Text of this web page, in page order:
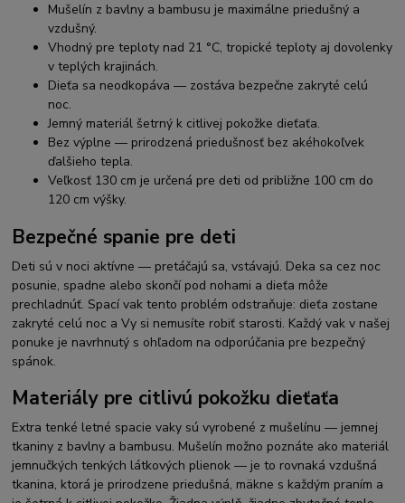
Mušelín z bavlny a bambusu je maximálne priedušný a
vzdušný.
Vhodný pre teploty nad 21 °C, tropické teploty aj dovolenky
v teplých krajinách.
Dieťa sa neodkopáva — zostáva bezpečne zakryté celú
noc.
Jemný materiál šetrný k citlivej pokožke dieťaťa.
Bez výplne — prirodzená priedušnosť bez akéhokoľvek
ďalšieho tepla.
Veľkosť 130 cm je určená pre deti od približne 100 cm do
120 cm výšky.
Bezpečné spanie pre deti
Deti sú v noci aktívne — pretáčajú sa, vstávajú. Deka sa cez noc
posunie, spadne alebo skončí pod nohami a dieťa môže
prechladnúť. Spací vak tento problém odstraňuje: dieťa zostane
zakryté celú noc a Vy si nemusíte robiť starosti. Každý vak v našej
ponuke je navrhnutý s ohľadom na odporúčania pre bezpečný
spánok.
Materiály pre citlivú pokožku dieťaťa
Extra tenké letné spacie vaky sú vyrobené z mušelínu — jemnej
tkaniny z bavlny a bambusu. Mušelín možno poznáte ako materiál
jemnučkých tenkých látkových plienok — je to rovnaká vzdušná
tkanina, ktorá je prirodzene priedušná, mäkne s každým praním a